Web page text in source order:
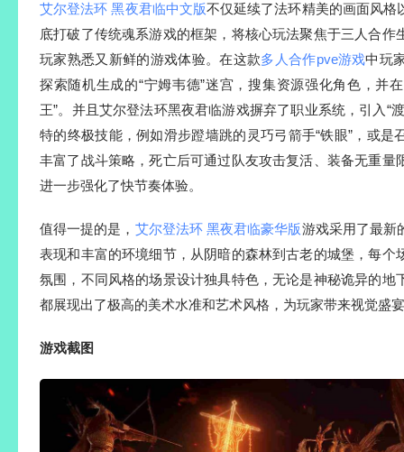
艾尔登法环 黑夜君临中文版不仅延续了法环精美的画面风格
底打破了传统魂系游戏的框架，将核心玩法聚焦于三人合作
玩家熟悉又新鲜的游戏体验。在这款多人合作pve游戏中玩
探索随机生成的“宁姆韦德”迷宫，搜集资源强化角色，并
王”。并且艾尔登法环黑夜君临游戏摒弃了职业系统，引入“
特的终极技能，例如滑步蹬墙跳的灵巧弓箭手“铁眼”，或是
丰富了战斗策略，死亡后可通过队友攻击复活、装备无重量
进一步强化了快节奏体验。
值得一提的是， 艾尔登法环 黑夜君临豪华版游戏采用了最新
表现和丰富的环境细节，从阴暗的森林到古老的城堡，每个
氛围，不同风格的场景设计独具特色，无论是神秘诡异的地
都展现出了极高的美术水准和艺术风格，为玩家带来视觉盛
游戏截图